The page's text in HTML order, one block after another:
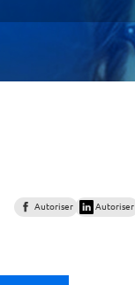
Autoriser Autoriser